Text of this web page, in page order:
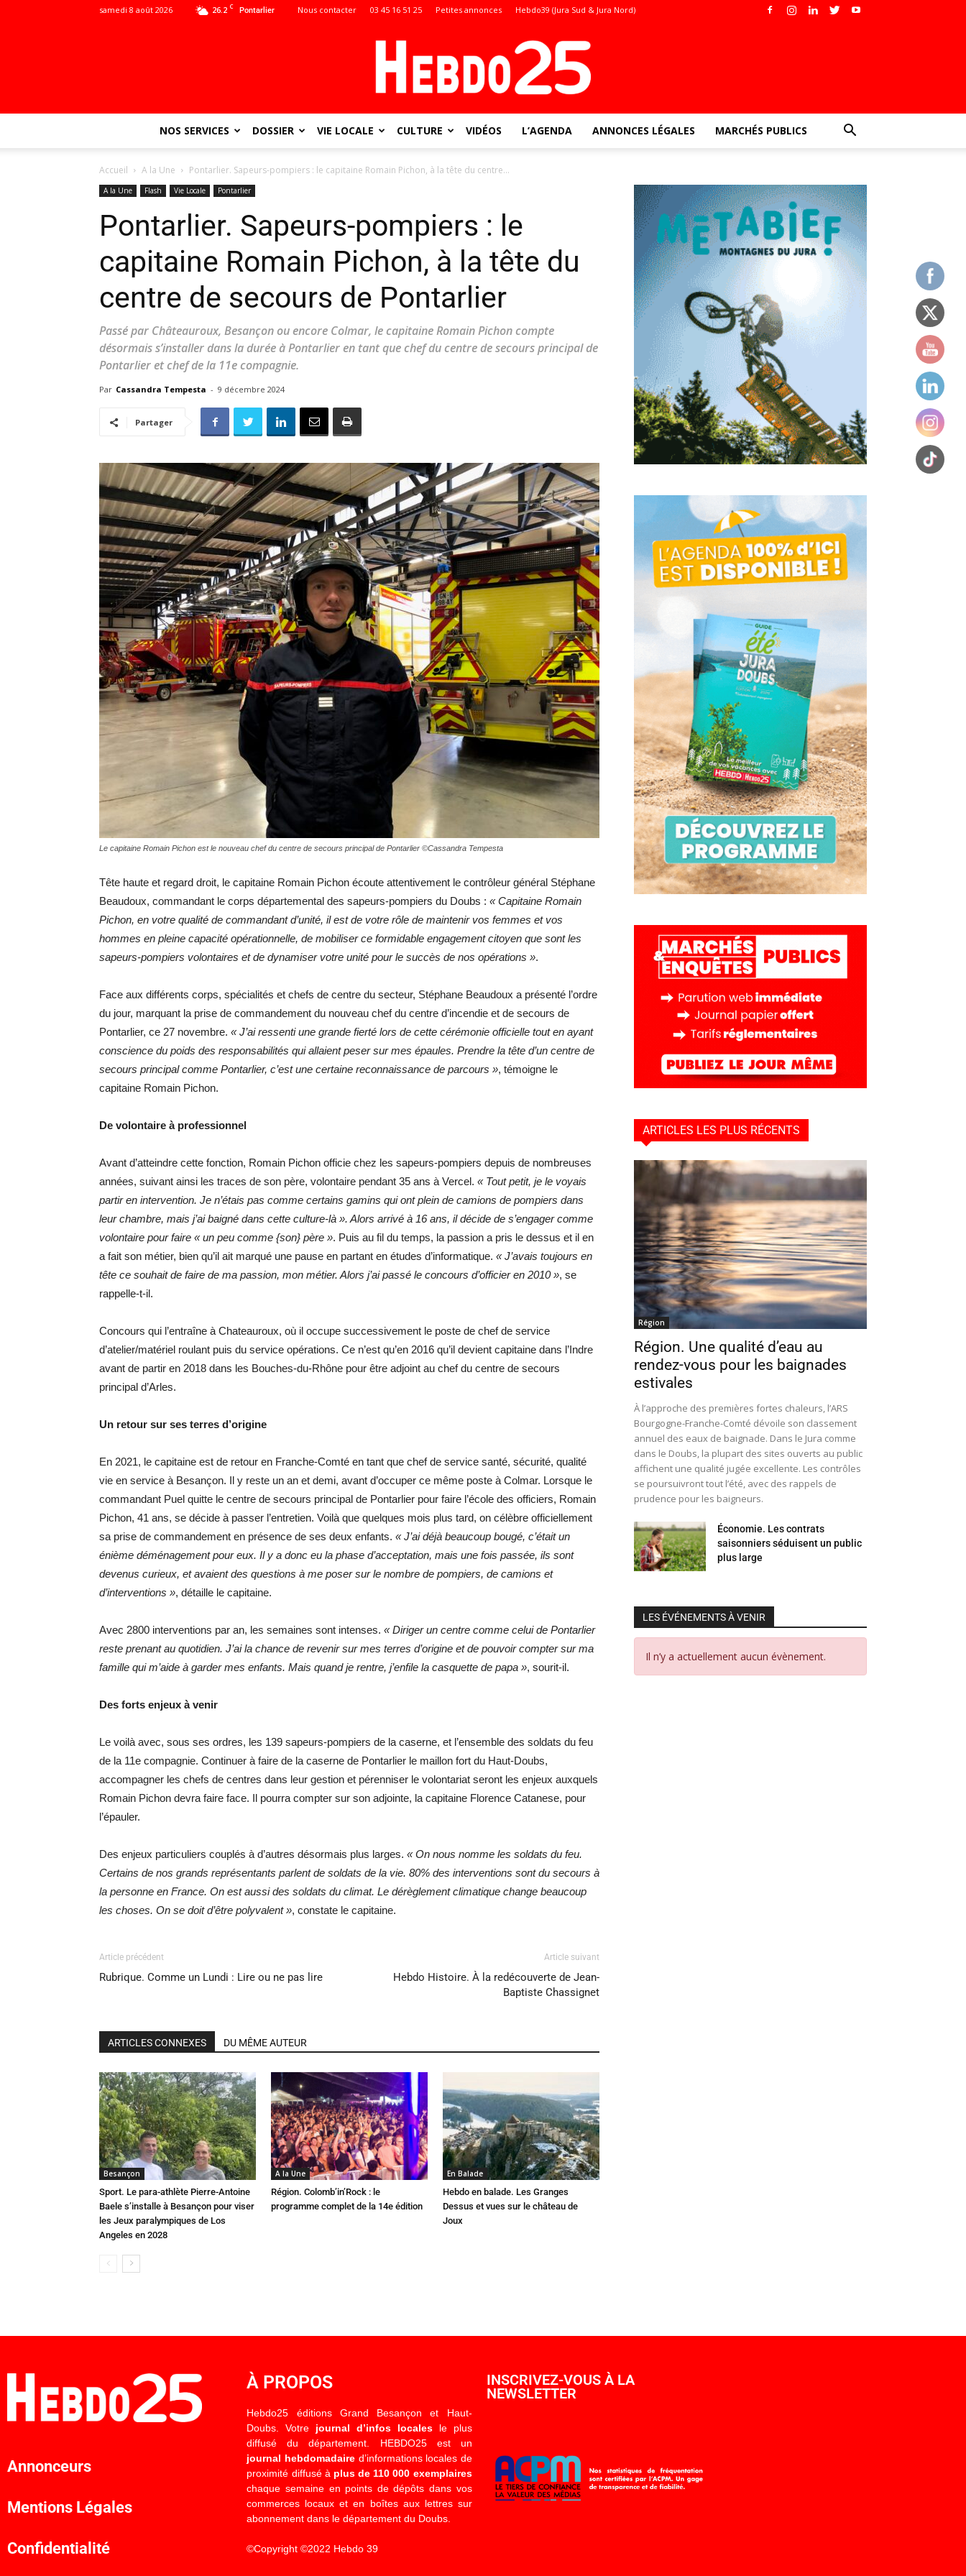
26.2 C Pontarlier
samedi 8 août 2026 Nous contacter 03 45 16 51 25 Petites annonces Hebdo39 (Jura Sud & Jura Nord)
toute
locale
–
Hebdo25
NOS SERVICES DOSSIER VIE LOCALE CULTURE VIDÉOS L’AGENDA ANNONCES LÉGALES MARCHÉS PUBLICS
Accueil A la Une Pontarlier. Sapeurs-pompiers : le capitaine Romain Pichon, à la tête du centre...
A la Une Flash Vie Locale Pontarlier
Pontarlier. Sapeurs-pompiers : le
capitaine Romain Pichon, à la tête du
centre de secours de Pontarlier
Passé par Châteauroux, Besançon ou encore Colmar, le capitaine Romain Pichon compte
désormais s’installer dans la durée à Pontarlier en tant que chef du centre de secours principal de
Pontarlier et chef de la 11e compagnie.
Par Cassandra Tempesta - 9 décembre 2024
Partager
Le capitaine Romain Pichon est le nouveau chef du centre de secours principal de Pontarlier ©Cassandra Tempesta
Tête haute et regard droit, le capitaine Romain Pichon écoute attentivement le contrôleur général Stéphane
Beaudoux, commandant le corps départemental des sapeurs-pompiers du Doubs : « Capitaine Romain
Pichon, en votre qualité de commandant d’unité, il est de votre rôle de maintenir vos femmes et vos
hommes en pleine capacité opérationnelle, de mobiliser ce formidable engagement citoyen que sont les
sapeurs-pompiers volontaires et de dynamiser votre unité pour le succès de nos opérations ».
Face aux différents corps, spécialités et chefs de centre du secteur, Stéphane Beaudoux a présenté l’ordre
du jour, marquant la prise de commandement du nouveau chef du centre d’incendie et de secours de
Pontarlier, ce 27 novembre. « J’ai ressenti une grande fierté lors de cette cérémonie officielle tout en ayant
conscience du poids des responsabilités qui allaient peser sur mes épaules. Prendre la tête d’un centre de
secours principal comme Pontarlier, c’est une certaine reconnaissance de parcours », témoigne le
capitaine Romain Pichon.
De volontaire à professionnel
Avant d’atteindre cette fonction, Romain Pichon officie chez les sapeurs-pompiers depuis de nombreuses
années, suivant ainsi les traces de son père, volontaire pendant 35 ans à Vercel. « Tout petit, je le voyais
partir en intervention. Je n’étais pas comme certains gamins qui ont plein de camions de pompiers dans
leur chambre, mais j’ai baigné dans cette culture-là ». Alors arrivé à 16 ans, il décide de s’engager comme
volontaire pour faire « un peu comme {son} père ». Puis au fil du temps, la passion a pris le dessus et il en
a fait son métier, bien qu’il ait marqué une pause en partant en études d’informatique. « J’avais toujours en
tête ce souhait de faire de ma passion, mon métier. Alors j’ai passé le concours d’officier en 2010 », se
rappelle-t-il.
Concours qui l’entraîne à Chateauroux, où il occupe successivement le poste de chef de service
d’atelier/matériel roulant puis du service opérations. Ce n’est qu’en 2016 qu’il devient capitaine dans l’Indre
avant de partir en 2018 dans les Bouches-du-Rhône pour être adjoint au chef du centre de secours
principal d’Arles.
Un retour sur ses terres d’origine
En 2021, le capitaine est de retour en Franche-Comté en tant que chef de service santé, sécurité, qualité
vie en service à Besançon. Il y reste un an et demi, avant d’occuper ce même poste à Colmar. Lorsque le
commandant Puel quitte le centre de secours principal de Pontarlier pour faire l’école des officiers, Romain
Pichon, 41 ans, se décide à passer l’entretien. Voilà que quelques mois plus tard, on célèbre officiellement
sa prise de commandement en présence de ses deux enfants. « J’ai déjà beaucoup bougé, c’était un
énième déménagement pour eux. Il y a donc eu la phase d’acceptation, mais une fois passée, ils sont
devenus curieux, et avaient des questions à me poser sur le nombre de pompiers, de camions et
d’interventions », détaille le capitaine.
Avec 2800 interventions par an, les semaines sont intenses. « Diriger un centre comme celui de Pontarlier
reste prenant au quotidien. J’ai la chance de revenir sur mes terres d’origine et de pouvoir compter sur ma
famille qui m’aide à garder mes enfants. Mais quand je rentre, j’enfile la casquette de papa », sourit-il.
Des forts enjeux à venir
Le voilà avec, sous ses ordres, les 139 sapeurs-pompiers de la caserne, et l’ensemble des soldats du feu
de la 11e compagnie. Continuer à faire de la caserne de Pontarlier le maillon fort du Haut-Doubs,
accompagner les chefs de centres dans leur gestion et pérenniser le volontariat seront les enjeux auxquels
Romain Pichon devra faire face. Il pourra compter sur son adjointe, la capitaine Florence Catanese, pour
l’épauler.
Des enjeux particuliers couplés à d’autres désormais plus larges. « On nous nomme les soldats du feu.
Certains de nos grands représentants parlent de soldats de la vie. 80% des interventions sont du secours à
la personne en France. On est aussi des soldats du climat. Le dérèglement climatique change beaucoup
les choses. On se doit d’être polyvalent », constate le capitaine.
Article précédent
Rubrique. Comme un Lundi : Lire ou ne pas lire
Article suivant
Hebdo Histoire. À la redécouverte de Jean-
Baptiste Chassignet
ARTICLES CONNEXES DU MÊME AUTEUR
Besançon
Sport. Le para-athlète Pierre-Antoine
Baele s’installe à Besançon pour viser
les Jeux paralympiques de Los
Angeles en 2028
A la Une
Région. Colomb’in’Rock : le
programme complet de la 14e édition
En Balade
Hebdo en balade. Les Granges
Dessus et vues sur le château de
Joux
ARTICLES LES PLUS RÉCENTS
Région
Région. Une qualité d’eau au
rendez-vous pour les baignades
estivales
À l’approche des premières fortes chaleurs, l’ARS
Bourgogne-Franche-Comté dévoile son classement
annuel des eaux de baignade. Dans le Jura comme
dans le Doubs, la plupart des sites ouverts au public
affichent une qualité jugée excellente. Les contrôles
se poursuivront tout l’été, avec des rappels de
prudence pour les baigneurs.
Économie. Les contrats
saisonniers séduisent un public
plus large
LES ÉVÉNEMENTS À VENIR
Il n’y a actuellement aucun évènement.
Annonceurs
Mentions Légales
Confidentialité
À PROPOS
Hebdo25 éditions Grand Besançon et Haut-
Doubs. Votre journal d’infos localesle plus
diffusé du département. HEBDO25 est un
journal hebdomadaired’informations locales de
proximité diffusé à plus de 110 000 exemplaires
chaque semaine en points de dépôts dans vos
commerces locaux et en boîtes aux lettres sur
abonnement dans le département du Doubs.
©Copyright ©2022 Hebdo 39
INSCRIVEZ-VOUS À LA
NEWSLETTER